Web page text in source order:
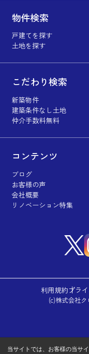
物件検索
戸建てを探す
土地を探す
こだわり検索
新築物件
建築条件なし土地
仲介手数料無料
コンテンツ
ブログ
お客様の声
会社概要
リノベーション特集
利用規約プラ
(c)株式会社
当サイトでは、お客様の当サ